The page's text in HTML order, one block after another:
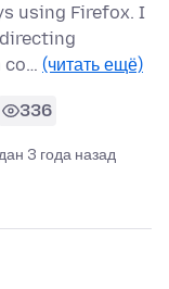
using Firefox. I
co… (читать ещё)
336
3 года назад